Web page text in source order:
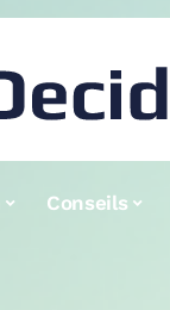
Conseils